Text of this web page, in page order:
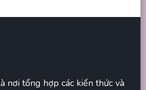
nơi tổng hợp các kiến thức và